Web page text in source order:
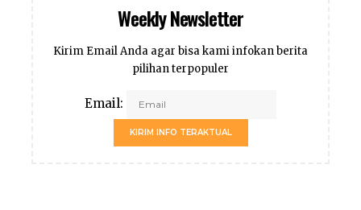
Weekly Newsletter
Kirim Email Anda agar bisa kami infokan berita
pilihan terpopuler
Email:
KIRIM INFO TERAKTUAL